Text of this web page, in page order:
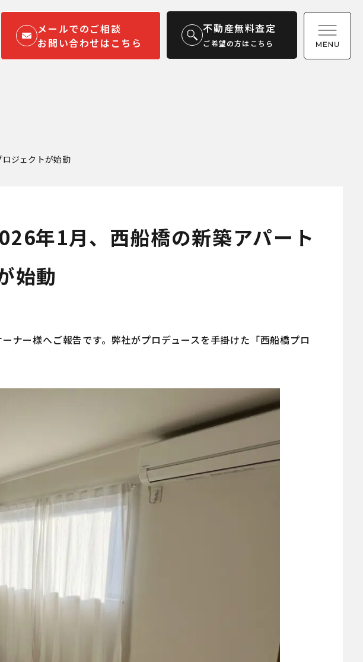
メールでのご相談
お問い合わせはこちら
不動産無料査定
ご希望の方はこちら
ジェクトが始動
年1月、西船橋の新築アパート
始動
ナー様へご報告です。弊社がプロデュースを手掛けた「西船橋プロ